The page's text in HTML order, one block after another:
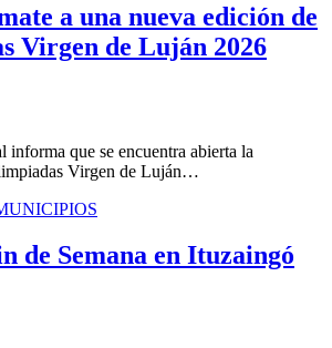
a una nueva edición de
Virgen de Luján 2026
que se encuentra abierta la
Virgen de Luján…
de Semana en Ituzaingó